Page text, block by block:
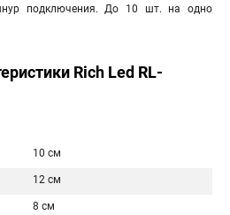
подключения. До 10 шт. на одно
Rich Led RL-
10 см
12 см
8 см